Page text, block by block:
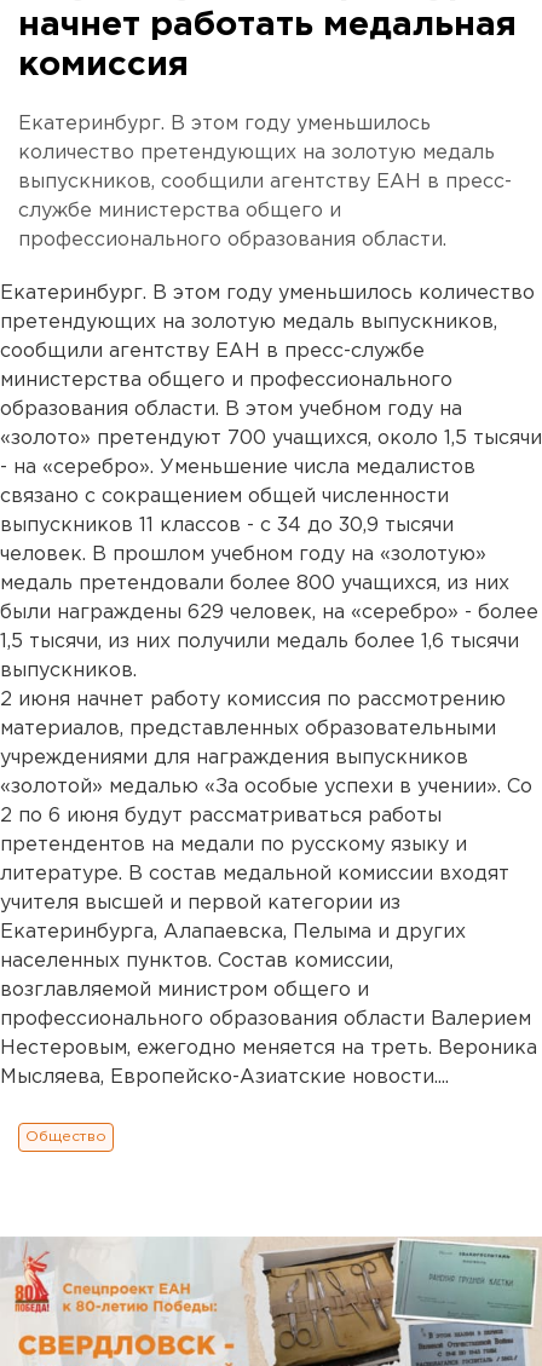
начнет работать медальная
комиссия
Екатеринбург. В этом году уменьшилось
количество претендующих на золотую медаль
выпускников, сообщили агентству ЕАН в пресс-
службе министерства общего и
профессионального образования области.
Екатеринбург. В этом году уменьшилось количество
претендующих на золотую медаль выпускников,
сообщили агентству ЕАН в пресс-службе
министерства общего и профессионального
образования области. В этом учебном году на
«золото» претендуют 700 учащихся, около 1,5 тысячи
- на «серебро». Уменьшение числа медалистов
связано с сокращением общей численности
выпускников 11 классов - с 34 до 30,9 тысячи
человек. В прошлом учебном году на «золотую»
медаль претендовали более 800 учащихся, из них
были награждены 629 человек, на «серебро» - более
1,5 тысячи, из них получили медаль более 1,6 тысячи
выпускников.
2 июня начнет работу комиссия по рассмотрению
материалов, представленных образовательными
учреждениями для награждения выпускников
«золотой» медалью «За особые успехи в учении». Со
2 по 6 июня будут рассматриваться работы
претендентов на медали по русскому языку и
литературе. В состав медальной комиссии входят
учителя высшей и первой категории из
Екатеринбурга, Алапаевска, Пелыма и других
населенных пунктов. Состав комиссии,
возглавляемой министром общего и
профессионального образования области Валерием
Нестеровым, ежегодно меняется на треть. Вероника
Мысляева, Европейско-Азиатские новости....
Общество